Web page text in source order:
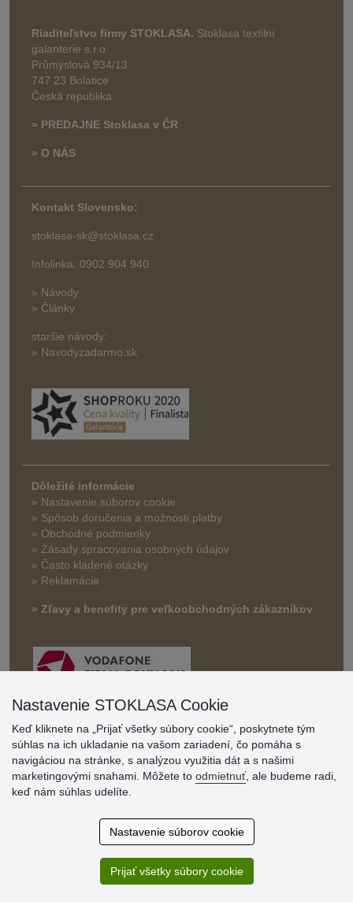
Riaditeľstvo firmy STOKLASA. Stoklasa textilní
galanterie s.r.o.
Průmyslová 934/13
747 23 Bolatice
Česká republika
» PREDAJNE Stoklasa v ČR
» O NÁS
Kontakt Slovensko:
stoklasa-sk@stoklasa.cz
Infolinka: 0902 904 940
» Návody
» Články
staršie návody:
» Navodyzadarmo.sk
Dôležité informácie
» Nastavenie súborov cookie
» Spôsob doručenia a možnosti platby
» Obchodné podmienky
» Zásady spracovania osobných údajov
» Často kladené otázky
» Reklamácie
» Zľavy a benefity pre veľkoobchodných zákazníkov
Hodnotenia
zákazníkov
Ústretovosť, pohotovosť. Som spokojná.
Veľká spokojnosť. Volal mi odtiaľ veľmi milý pán, že
zásielka sa nezmestí do boxu, tak sme to dali na poštu....
Nastavenie STOKLASA Cookie
Keď kliknete na „Prijať všetky súbory cookie“, poskytnete tým
súhlas na ich ukladanie na vašom zariadení, čo pomáha s
navigáciou na stránke, s analýzou využitia dát a s našimi
marketingovými snahami. Môžete to odmietnuť, ale budeme radi,
keď nám súhlas udelíte.
Nastavenie súborov cookie
Prijať všetky súbory cookie